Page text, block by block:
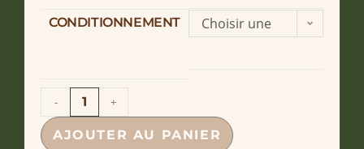
CONDITIONNEMENT
Choisir une
- +
AJOUTER AU PANIER